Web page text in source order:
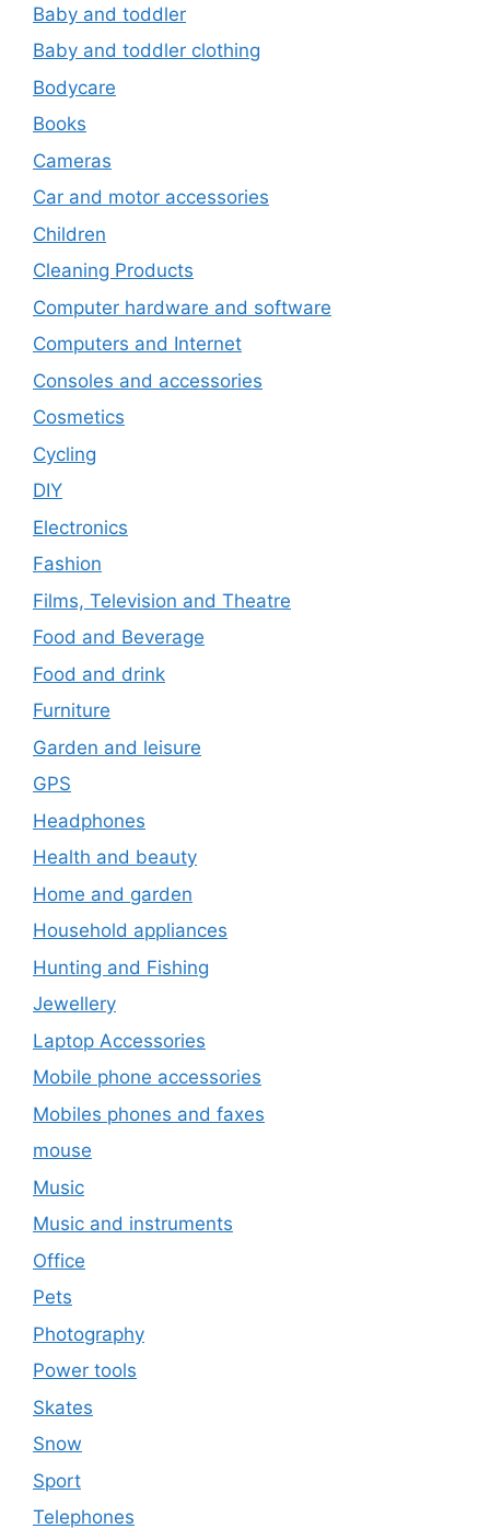
Baby and toddler
Baby and toddler clothing
Bodycare
Books
Cameras
Car and motor accessories
Children
Cleaning Products
Computer hardware and software
Computers and Internet
Consoles and accessories
Cosmetics
Cycling
DIY
Electronics
Fashion
Films, Television and Theatre
Food and Beverage
Food and drink
Furniture
Garden and leisure
GPS
Headphones
Health and beauty
Home and garden
Household appliances
Hunting and Fishing
Jewellery
Laptop Accessories
Mobile phone accessories
Mobiles phones and faxes
mouse
Music
Music and instruments
Office
Pets
Photography
Power tools
Skates
Snow
Sport
Telephones